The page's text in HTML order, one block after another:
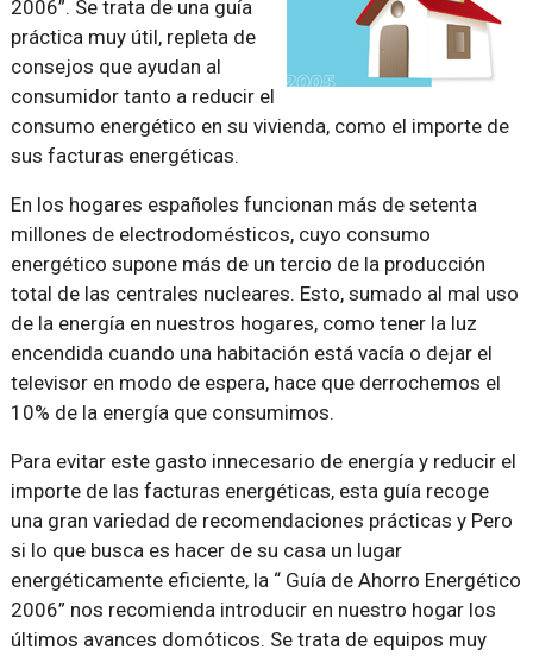
2006”. Se trata de una guía
práctica muy útil, repleta de
consejos que ayudan al
consumidor tanto a reducir el
consumo energético en su vivienda, como el importe de
sus facturas energéticas.
En los hogares españoles funcionan más de setenta
millones de electrodomésticos, cuyo consumo
energético supone más de un tercio de la producción
total de las centrales nucleares. Esto, sumado al mal uso
de la energía en nuestros hogares, como tener la luz
encendida cuando una habitación está vacía o dejar el
televisor en modo de espera, hace que derrochemos el
10% de la energía que consumimos.
Para evitar este gasto innecesario de energía y reducir el
importe de las facturas energéticas, esta guía recoge
una gran variedad de recomendaciones prácticas y Pero
si lo que busca es hacer de su casa un lugar
energéticamente eficiente, la “ Guía de Ahorro Energético
2006” nos recomienda introducir en nuestro hogar los
últimos avances domóticos. Se trata de equipos muy